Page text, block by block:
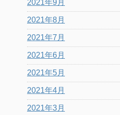
2021年9月
2021年8月
2021年7月
2021年6月
2021年5月
2021年4月
2021年3月